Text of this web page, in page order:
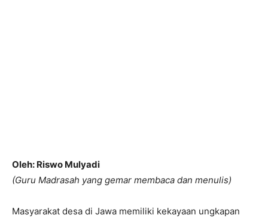
Oleh: Riswo Mulyadi
(Guru Madrasah yang gemar membaca dan menulis)
Masyarakat desa di Jawa memiliki kekayaan ungkapan